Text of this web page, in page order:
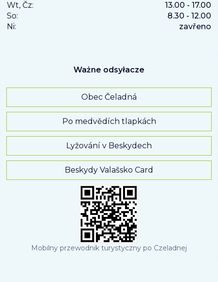
Wt, Čz:
13.00 - 17.00
So:
8.30 - 12.00
Ni:
zavřeno
Ważne odsyłacze
Obec Čeladná
Po medvědích tlapkách
Lyžování v Beskydech
Beskydy Valašsko Card
Mobilny przewodnik turystyczny po Czeladnej